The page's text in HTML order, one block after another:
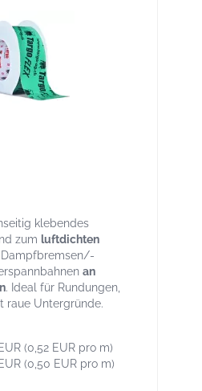
klebendes
zum luftdichten
Dampfbremsen/-
an
. Ideal für Rundungen,
raue Untergründe.
(0,52 EUR pro m)
(0,50 EUR pro m)